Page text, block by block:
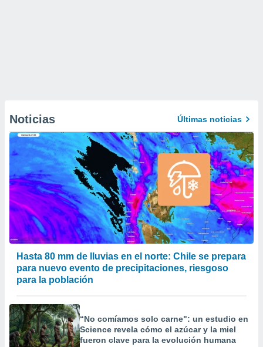
Noticias Últimas noticias
Hasta 80 mm de lluvias en el norte: Chile se prepara
para nuevo evento de precipitaciones, riesgoso
para la población
“No comíamos solo carne": un estudio en
Science revela cómo el azúcar y la miel
fueron clave para la evolución humana